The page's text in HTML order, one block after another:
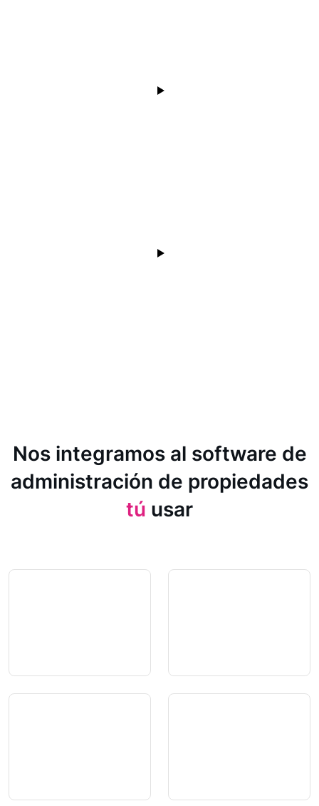
Nos integramos al software de
administración de propiedades
tú usar